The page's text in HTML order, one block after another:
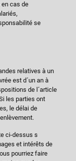
cas de
se
relatives à un
est d´un an à
de l´article
les parties ont
le délai de
ci-dessus s
et intérêts de
pourriez faire